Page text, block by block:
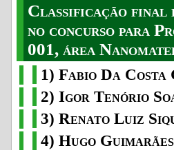
Classificação final
no concurso para
001, área
1) Fabio Da
2) Igor Tenório
3) Renato Luiz
4) Hugo